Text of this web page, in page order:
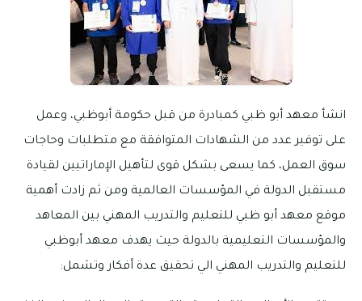
انشأ معهد أبو ظبي كمبادرة من قبل حكومة أبوظبي، وعمل
على توفير عدد من الشهادات المتوافقة مع متطلبات وحاجات
سوق العمل، كما يسعى بشكل قوى لتأهيل الإماراتيين لقيادة
مستقبل الدولة في المؤسسات العالمية ومن ثم زادت أهمية
موقع معهد أبو ظبي للتعليم والتدريب المهني بين المعاهد
والمؤسسات التعليمية بالدولة حيث يهدف معهد أبوظبي
للتعليم والتدريب المهني الي تحقيق عدة أفكار وتشمل: